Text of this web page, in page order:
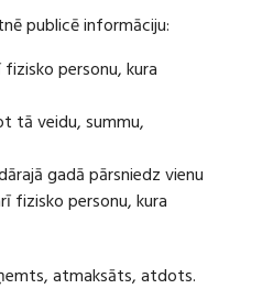
publicē informāciju:
personu, kura
tā veidu, summu,
gadā pārsniedz vienu
fizisko personu, kura
atmaksāts, atdots.